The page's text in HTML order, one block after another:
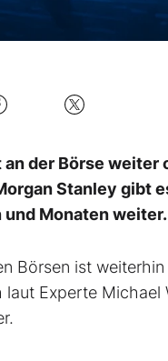
der Börse
Stanley gibt
Monaten weiter.
Börsen ist
Experte